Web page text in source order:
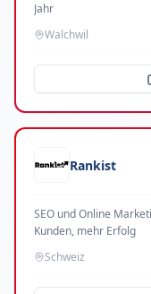
Jahr
Walchwil
Rankist
SEO und Online
Kunden, mehr Erfolg
Schweiz